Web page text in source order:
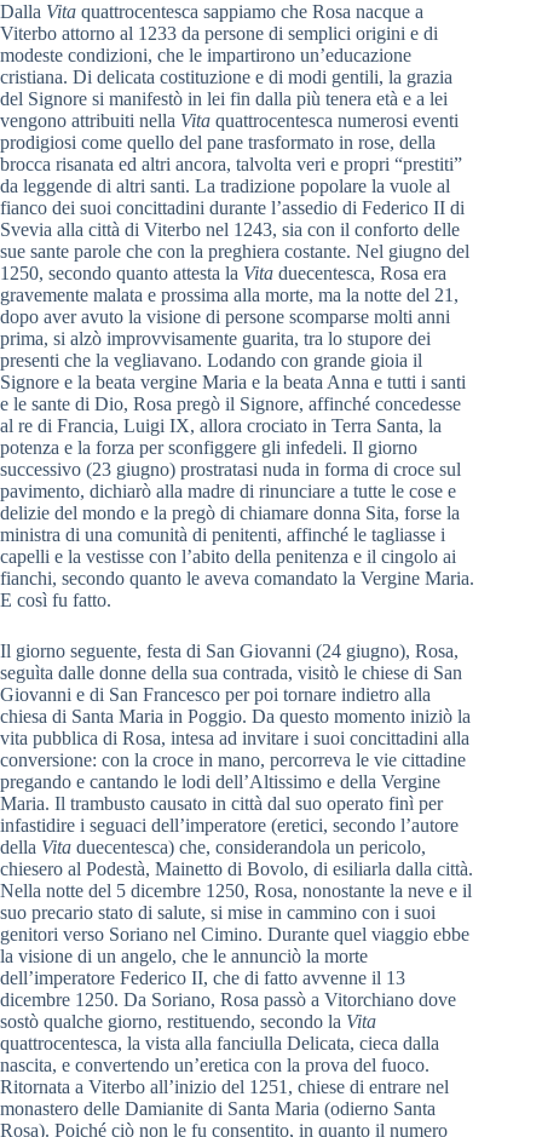
Dalla Vita quattrocentesca sappiamo che Rosa nacque a
Viterbo attorno al 1233 da persone di semplici origini e di
modeste condizioni, che le impartirono un’educazione
cristiana. Di delicata costituzione e di modi gentili, la grazia
del Signore si manifestò in lei fin dalla più tenera età e a lei
vengono attribuiti nella Vita quattrocentesca numerosi eventi
prodigiosi come quello del pane trasformato in rose, della
brocca risanata ed altri ancora, talvolta veri e propri “prestiti”
da leggende di altri santi. La tradizione popolare la vuole al
fianco dei suoi concittadini durante l’assedio di Federico II di
Svevia alla città di Viterbo nel 1243, sia con il conforto delle
sue sante parole che con la preghiera costante. Nel giugno del
1250, secondo quanto attesta la Vita duecentesca, Rosa era
gravemente malata e prossima alla morte, ma la notte del 21,
dopo aver avuto la visione di persone scomparse molti anni
prima, si alzò improvvisamente guarita, tra lo stupore dei
presenti che la vegliavano. Lodando con grande gioia il
Signore e la beata vergine Maria e la beata Anna e tutti i santi
e le sante di Dio, Rosa pregò il Signore, affinché concedesse
al re di Francia, Luigi IX, allora crociato in Terra Santa, la
potenza e la forza per sconfiggere gli infedeli. Il giorno
successivo (23 giugno) prostratasi nuda in forma di croce sul
pavimento, dichiarò alla madre di rinunciare a tutte le cose e
delizie del mondo e la pregò di chiamare donna Sita, forse la
ministra di una comunità di penitenti, affinché le tagliasse i
capelli e la vestisse con l’abito della penitenza e il cingolo ai
fianchi, secondo quanto le aveva comandato la Vergine Maria.
E così fu fatto.
Il giorno seguente, festa di San Giovanni (24 giugno), Rosa,
seguìta dalle donne della sua contrada, visitò le chiese di San
Giovanni e di San Francesco per poi tornare indietro alla
chiesa di Santa Maria in Poggio. Da questo momento iniziò la
vita pubblica di Rosa, intesa ad invitare i suoi concittadini alla
conversione: con la croce in mano, percorreva le vie cittadine
pregando e cantando le lodi dell’Altissimo e della Vergine
Maria. Il trambusto causato in città dal suo operato finì per
infastidire i seguaci dell’imperatore (eretici, secondo l’autore
della Vita duecentesca) che, considerandola un pericolo,
chiesero al Podestà, Mainetto di Bovolo, di esiliarla dalla città.
Nella notte del 5 dicembre 1250, Rosa, nonostante la neve e il
suo precario stato di salute, si mise in cammino con i suoi
genitori verso Soriano nel Cimino. Durante quel viaggio ebbe
la visione di un angelo, che le annunciò la morte
dell’imperatore Federico II, che di fatto avvenne il 13
dicembre 1250. Da Soriano, Rosa passò a Vitorchiano dove
sostò qualche giorno, restituendo, secondo la Vita
quattrocentesca, la vista alla fanciulla Delicata, cieca dalla
nascita, e convertendo un’eretica con la prova del fuoco.
Ritornata a Viterbo all’inizio del 1251, chiese di entrare nel
monastero delle Damianite di Santa Maria (odierno Santa
Rosa). Poiché ciò non le fu consentito, in quanto il numero